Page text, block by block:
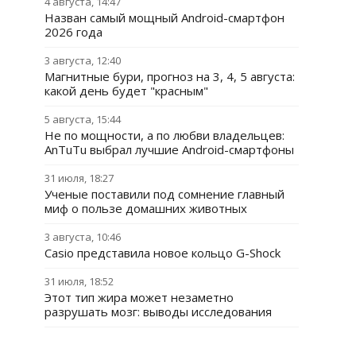
Назван самый мощный Android-смартфон
2026 года
3 августа, 12:40
Магнитные бури, прогноз на 3, 4, 5 августа:
какой день будет "красным"
5 августа, 15:44
Не по мощности, а по любви владельцев:
AnTuTu выбрал лучшие Android-смартфоны
31 июля, 18:27
Ученые поставили под сомнение главный
миф о пользе домашних животных
3 августа, 10:46
Casio представила новое кольцо G-Shock
31 июля, 18:52
Этот тип жира может незаметно
разрушать мозг: выводы исследования